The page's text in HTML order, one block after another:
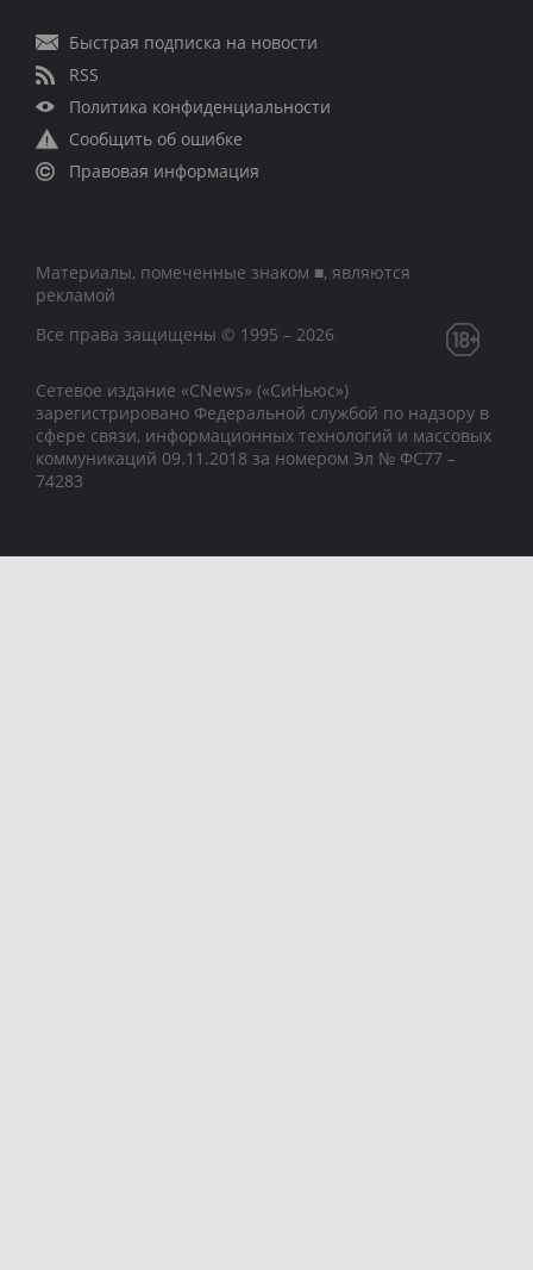
Быстрая подписка на новости
RSS
Политика конфиденциальности
Сообщить об ошибке
Правовая информация
Материалы, помеченные знаком ■, являются
рекламой
Все права защищены © 1995 – 2026
Сетевое издание «CNews» («СиНьюс»)
зарегистрировано Федеральной службой по надзору в
сфере связи, информационных технологий и массовых
коммуникаций 09.11.2018 за номером Эл № ФС77 –
74283